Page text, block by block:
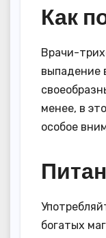
Как
Врачи-
выпадение
менее, в
особое
богатых